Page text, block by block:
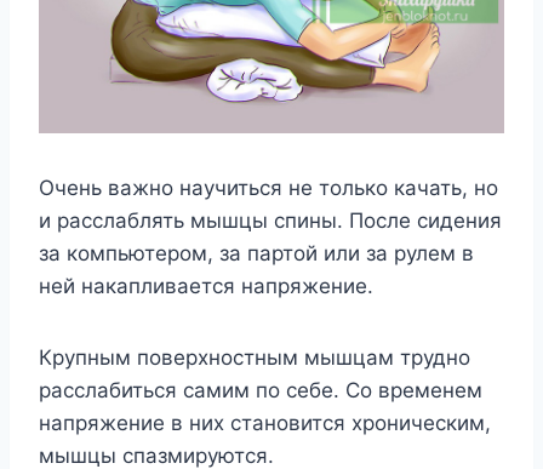
Очень важно научиться не только качать, но
и расслаблять мышцы спины. После сидения
за компьютером, за партой или за рулем в
ней накапливается напряжение.
Крупным поверхностным мышцам трудно
расслабиться самим по себе. Со временем
напряжение в них становится хроническим,
мышцы спазмируются.